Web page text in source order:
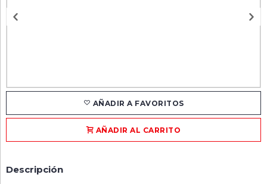
AÑADIR A FAVORITOS
AÑADIR AL CARRITO
Descripción